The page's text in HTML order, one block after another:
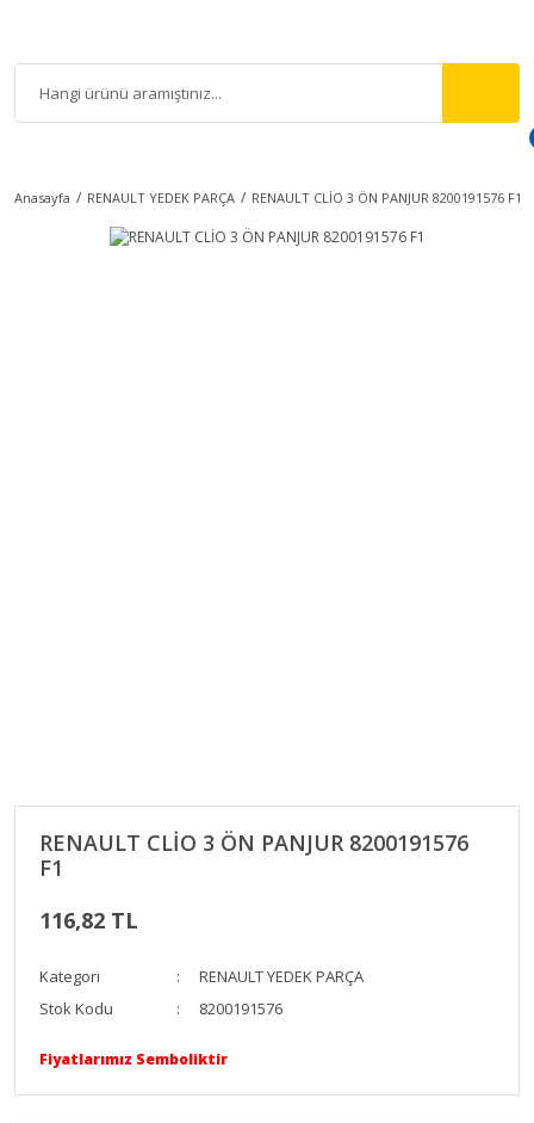
Anasayfa RENAULT YEDEK PARÇA RENAULT CLİO 3 ÖN PANJUR 8200191576 F1
RENAULT CLİO 3 ÖN PANJUR 8200191576
F1
116,82 TL
Kategori
RENAULT YEDEK PARÇA
Stok Kodu
8200191576
Fiyatlarımız Semboliktir